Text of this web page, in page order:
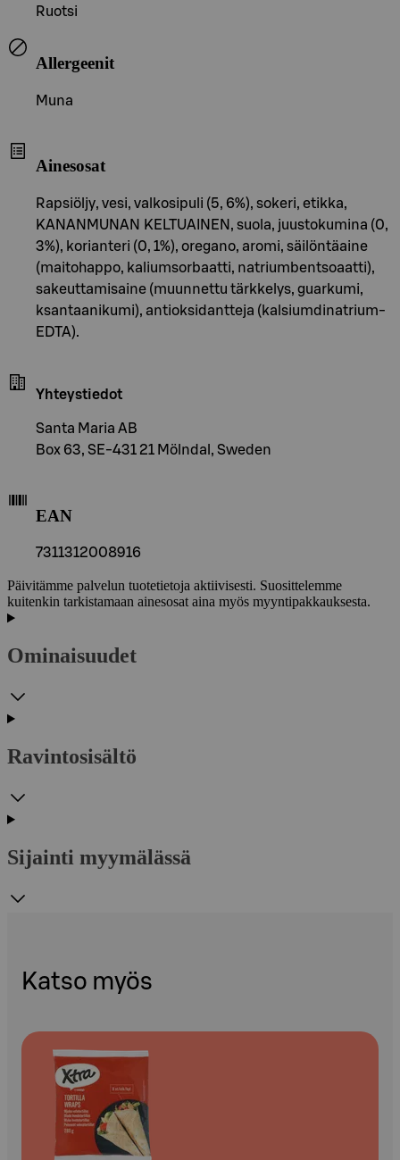
Ruotsi
Allergeenit
Muna
Ainesosat
Rapsiöljy, vesi, valkosipuli (5, 6%), sokeri, etikka,
KANANMUNAN KELTUAINEN, suola, juustokumina (0,
3%), korianteri (0, 1%), oregano, aromi, säilöntäaine
(maitohappo, kaliumsorbaatti, natriumbentsoaatti),
sakeuttamisaine (muunnettu tärkkelys, guarkumi,
ksantaanikumi), antioksidantteja (kalsiumdinatrium-
EDTA).
Yhteystiedot
Santa Maria AB
Box 63, SE-431 21 Mölndal, Sweden
EAN
7311312008916
Päivitämme palvelun tuotetietoja aktiivisesti. Suosittelemme
kuitenkin tarkistamaan ainesosat aina myös myyntipakkauksesta.
Ominaisuudet
Ravintosisältö
Sijainti myymälässä
Katso myös